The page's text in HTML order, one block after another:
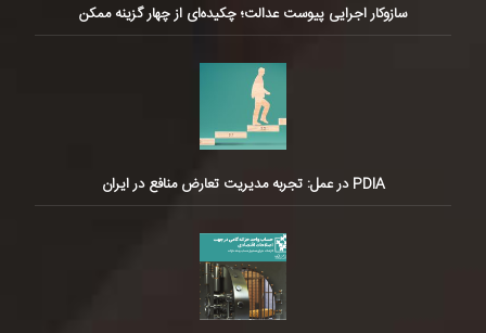
سازوکار اجرایی پیوست عدالت؛ چکیده‌ای از چهار گزینه ممکن
PDIA در عمل: تجربه مدیریت تعارض منافع در ایران